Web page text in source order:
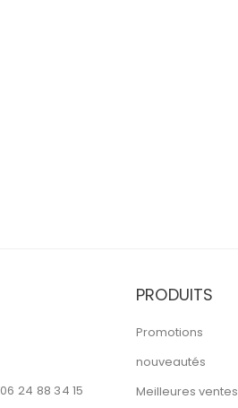
06 24 88 34 15
PRODUITS
Promotions
nouveautés
Meilleures ventes